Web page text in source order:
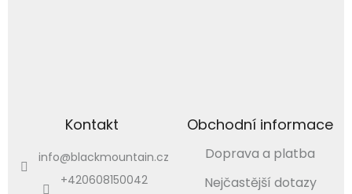
Kontakt
info@blackmountain.cz
+420608150042
Obchodní informace
Doprava a platba
Nejčastější dotazy